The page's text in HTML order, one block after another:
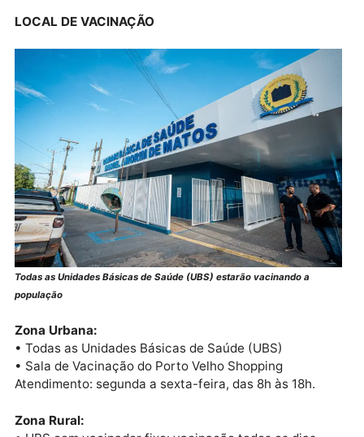
Adultos de 30 a
Triplice Viral 1 dose
Profissionais de
saúde
Triplice Viral
2
idade
Atenção:Crianças com APLV (alergia à proteína do
leite de vaca) não devem receber a vacina Tríplice
Viral. Informe essa condição ao vacinador antes da
aplicação.
LOCAL DE VACINAÇÃO